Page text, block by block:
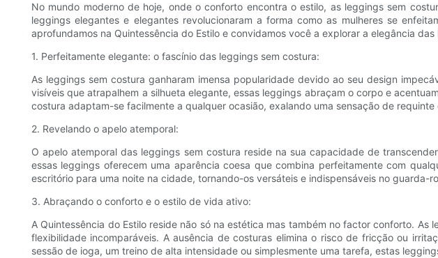
No mundo moderno de hoje, onde o conforto encontra o estilo, as leggings sem
leggings elegantes e elegantes revolucionaram a forma como as mulheres se
aprofundamos na Quintessência do Estilo e convidamos você a explorar a elegância
1. Perfeitamente elegante: o fascínio das leggings sem costura:
As leggings sem costura ganharam imensa popularidade devido ao seu design
visíveis que atrapalhem a silhueta elegante, essas leggings abraçam o corpo e
costura adaptam-se facilmente a qualquer ocasião, exalando uma sensação de requinte
2. Revelando o apelo atemporal:
O apelo atemporal das leggings sem costura reside na sua capacidade de
essas leggings oferecem uma aparência coesa que combina perfeitamente com
escritório para uma noite na cidade, tornando-os versáteis e indispensáveis ​​no guarda-
3. Abraçando o conforto e o estilo de vida ativo:
A Quintessência do Estilo reside não só na estética mas também no factor conforto.
flexibilidade incomparáveis. A ausência de costuras elimina o risco de fricção ou
sessão de ioga, um treino de alta intensidade ou simplesmente uma tarefa, estas